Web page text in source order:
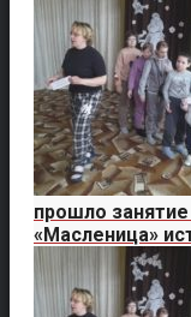
прошло
«Масленица»